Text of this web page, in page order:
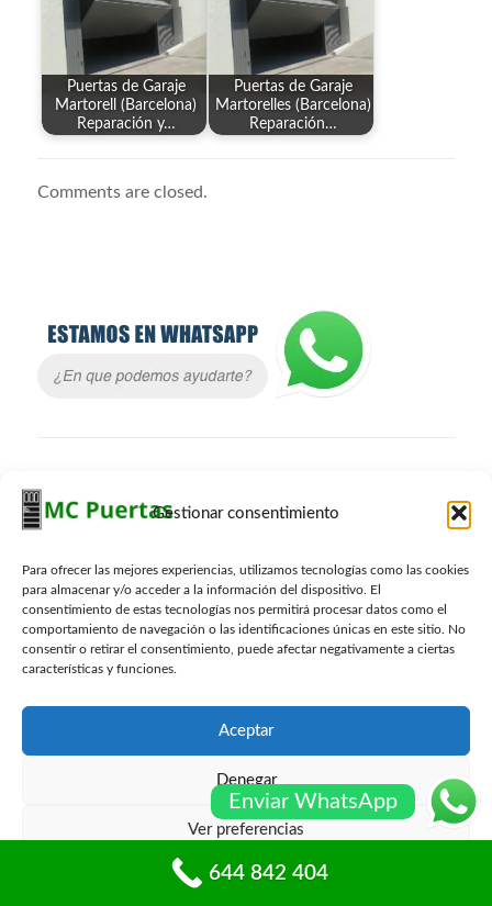
Gestionar consentimiento
Para ofrecer las mejores experiencias, utilizamos tecnologías como las cookies
para almacenar y/o acceder a la información del dispositivo. El
consentimiento de estas tecnologías nos permitirá procesar datos como el
comportamiento de navegación o las identificaciones únicas en este sitio. No
consentir o retirar el consentimiento, puede afectar negativamente a ciertas
características y funciones.
Aceptar
Denegar
Ver preferencias
Política de cookiesPolíticas de privacidad
Puertas de Garaje
Martorell (Barcelona)
Reparación y…
Puertas de Garaje
Martorelles (Barcelona)
Reparación…
Comments are closed.
644 842 404
Whatsapp
Presupuesto Gratis
Enviar WhatsApp
644 842 404